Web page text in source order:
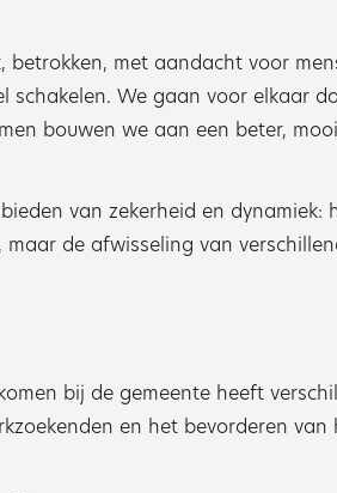
betrokken, met aandacht voor
schakelen. We gaan voor elkaar
bouwen we aan een beter,
van zekerheid en dynamiek:
de afwisseling van
bij de gemeente heeft
en het bevorderen